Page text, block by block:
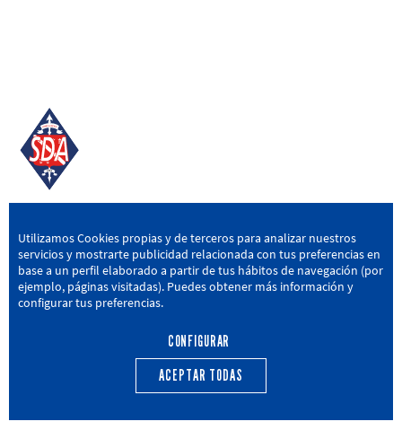
SD AMOREBIETA
San Miguel Kalea, 16, 48340 Amorebieta, Bizkaia
946 604 751 | sda@sdamorebieta.eus
CANTERA ACTUALIDAD
Utilizamos Cookies propias y de terceros para analizar nuestros
servicios y mostrarte publicidad relacionada con tus preferencias en
base a un perfil elaborado a partir de tus hábitos de navegación (por
ejemplo, páginas visitadas). Puedes obtener más información y
configurar tus preferencias.
CONFIGURAR
ACEPTAR TODAS